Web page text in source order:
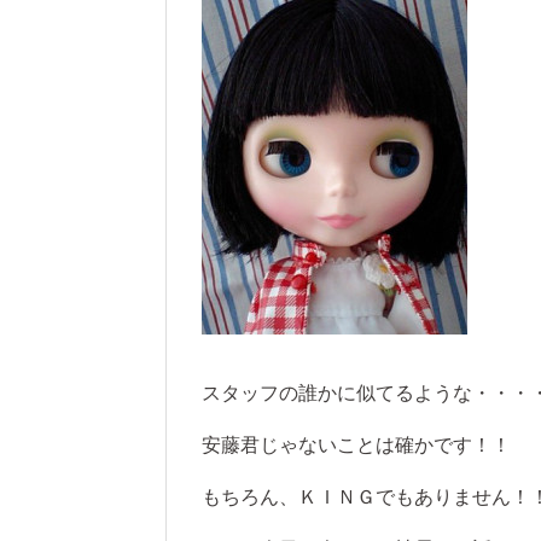
スタッフの誰かに似てるような・・・
安藤君じゃないことは確かです！！
もちろん、ＫＩＮＧでもありません！